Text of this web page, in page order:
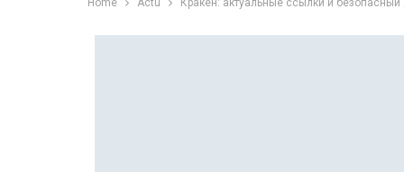
Home Actu Кракен: актуальные ссылки и безопасный